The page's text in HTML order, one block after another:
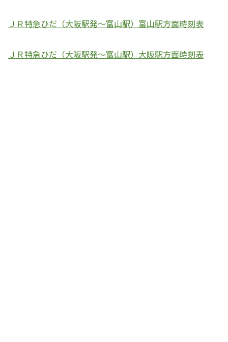
ＪＲ特急ひだ（大阪駅発～富山駅）富山駅方面時刻表
ＪＲ特急ひだ（大阪駅発～富山駅）大阪駅方面時刻表